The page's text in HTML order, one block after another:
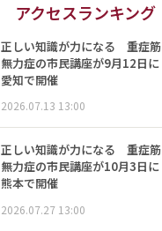
アクセスランキング
正しい知識が力になる 重症筋
無力症の市民講座が9月12日に
愛知で開催
2026.07.13 13:00
正しい知識が力になる 重症筋
無力症の市民講座が10月3日に
熊本で開催
2026.07.27 13:00